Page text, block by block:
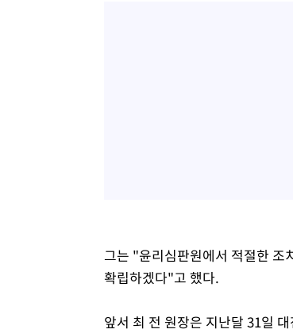
그는 "윤리심판원에서 적절한 조
확립하겠다"고 했다.
앞서 최 전 원장은 지난달 31일